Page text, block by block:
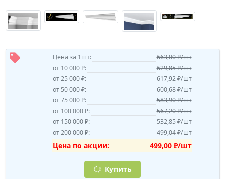
Цена за 1шт:
663,00 ₽/шт
от 10 000 ₽:
629,85 ₽/шт
от 25 000 ₽:
617,92 ₽/шт
от 50 000 ₽:
600,68 ₽/шт
от 75 000 ₽:
583,90 ₽/шт
от 100 000 ₽:
567,20 ₽/шт
от 150 000 ₽:
532,85 ₽/шт
от 200 000 ₽:
499,04 ₽/шт
Цена по акции: 499,00 ₽/шт
Купить